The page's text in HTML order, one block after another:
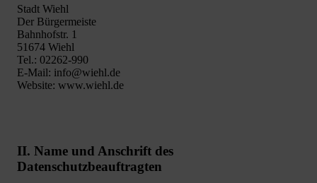
Stadt Wiehl
Der Bürgermeiste
Bahnhofstr. 1
51674 Wiehl
Tel.: 02262-990
E-Mail: info@wiehl.de
Website: www.wiehl.de
II. Name und Anschrift des
Datenschutzbeauftragten